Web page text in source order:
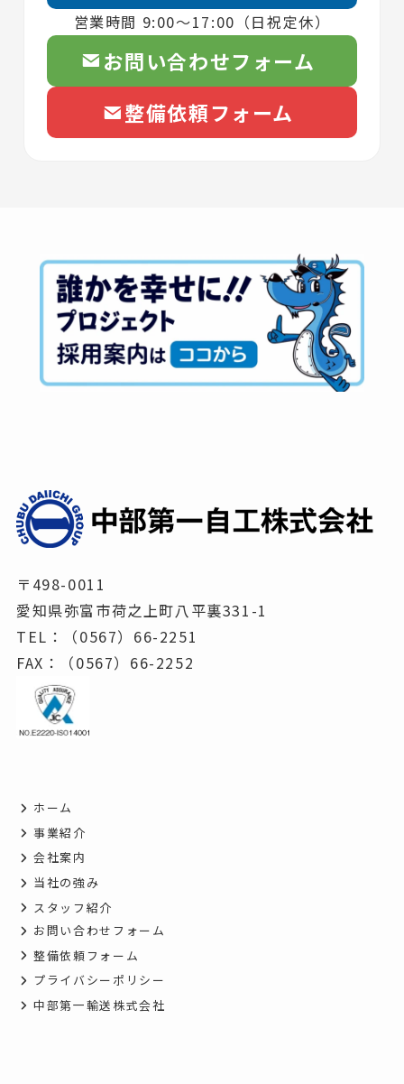
営業時間 9:00〜17:00（日祝定休）
お問い合わせフォーム
整備依頼フォーム
〒498-0011
愛知県弥富市荷之上町八平裏331-1
TEL：（0567）66-2251
FAX：（0567）66-2252
ホーム
事業紹介
会社案内
当社の強み
スタッフ紹介
お問い合わせフォーム
整備依頼フォーム
プライバシーポリシー
中部第一輸送株式会社